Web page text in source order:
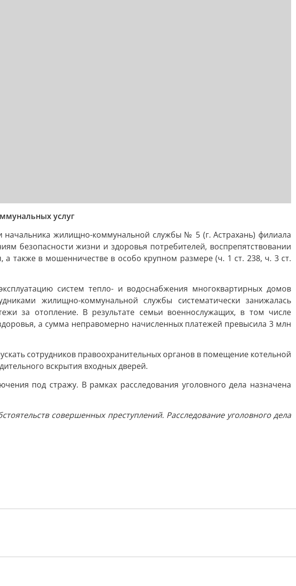
услуг
жилищно-коммунальной службы № 5 (г. Астрахань) филиала
безопасности жизни и здоровья потребителей, воспрепятствовании
также в мошенничестве в особо крупном размере (ч. 1 ст. 238, ч. 3 ст.
систем тепло- и водоснабжения многоквартирных домов
жилищно-коммунальной службы систематически занижалась
за отопление. В результате семьи военнослужащих, в том числе
а сумма неправомерно начисленных платежей превысила 3 млн
сотрудников правоохранительных органов в помещение котельной
вскрытия входных дверей.
под стражу. В рамках расследования уголовного дела назначена
совершенных преступлений. Расследование уголовного дела